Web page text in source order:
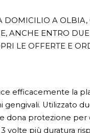
DOMICILIO A OLBIA,
ANCHE ENTRO
LE OFFERTE E
efficacemente la
Utilizzato
dona protezione
volte più duratura